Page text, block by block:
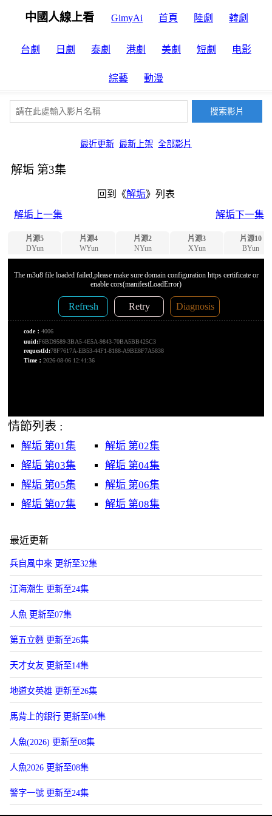
中國人線上看 GimyAi 首頁 陸劇 韓劇
台劇 日劇 泰劇 港劇 美劇 短劇 电影
綜藝 動漫
最近更新 最新上架 全部影片
解垢 第3集
回到《解垢》列表
解垢上一集
解垢下一集
片源5
DYun
片源4
WYun
片源2
NYun
片源3
XYun
片源10
BYun
情節列表 :
解垢 第01集
解垢 第02集
解垢 第03集
解垢 第04集
解垢 第05集
解垢 第06集
解垢 第07集
解垢 第08集
最近更新
兵自風中來 更新至32集
江海潮生 更新至24集
人魚 更新至07集
第五立麪 更新至26集
天才女友 更新至14集
地道女英雄 更新至26集
馬背上的銀行 更新至04集
人魚(2026) 更新至08集
人魚2026 更新至08集
警字一號 更新至24集